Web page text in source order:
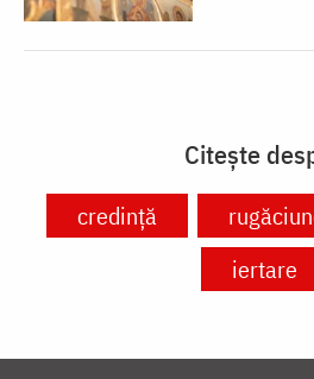
Citește
credință
iertare